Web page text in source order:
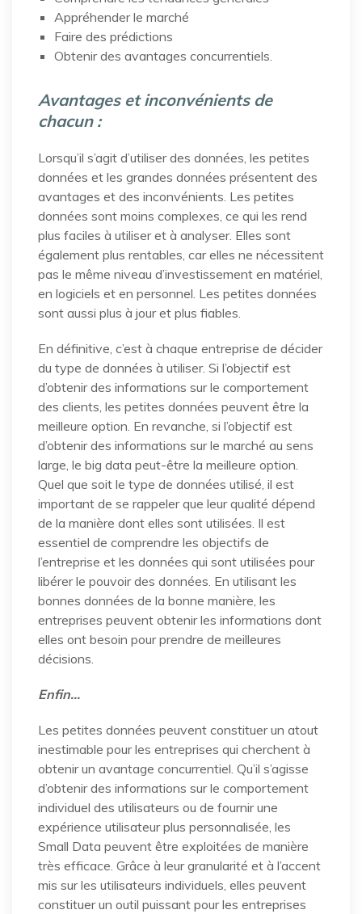
Appréhender le marché
Faire des prédictions
Obtenir des avantages concurrentiels.
Avantages et inconvénients de
chacun :
Lorsqu’il s’agit d’utiliser des données, les petites
données et les grandes données présentent des
avantages et des inconvénients. Les petites
données sont moins complexes, ce qui les rend
plus faciles à utiliser et à analyser. Elles sont
également plus rentables, car elles ne nécessitent
pas le même niveau d’investissement en matériel,
en logiciels et en personnel. Les petites données
sont aussi plus à jour et plus fiables.
En définitive, c’est à chaque entreprise de décider
du type de données à utiliser. Si l’objectif est
d’obtenir des informations sur le comportement
des clients, les petites données peuvent être la
meilleure option. En revanche, si l’objectif est
d’obtenir des informations sur le marché au sens
large, le big data peut-être la meilleure option.
Quel que soit le type de données utilisé, il est
important de se rappeler que leur qualité dépend
de la manière dont elles sont utilisées. Il est
essentiel de comprendre les objectifs de
l’entreprise et les données qui sont utilisées pour
libérer le pouvoir des données. En utilisant les
bonnes données de la bonne manière, les
entreprises peuvent obtenir les informations dont
elles ont besoin pour prendre de meilleures
décisions.
Enfin…
Les petites données peuvent constituer un atout
inestimable pour les entreprises qui cherchent à
obtenir un avantage concurrentiel. Qu’il s’agisse
d’obtenir des informations sur le comportement
individuel des utilisateurs ou de fournir une
expérience utilisateur plus personnalisée, les
Small Data peuvent être exploitées de manière
très efficace. Grâce à leur granularité et à l’accent
mis sur les utilisateurs individuels, elles peuvent
constituer un outil puissant pour les entreprises